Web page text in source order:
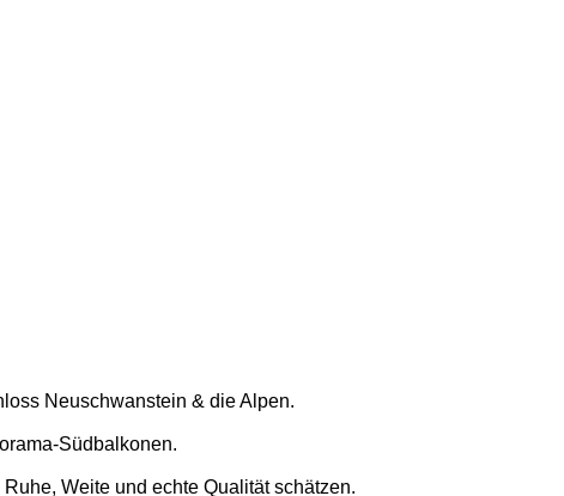
Neuschwanstein & die Alpen.
Südbalkonen.
Weite und echte Qualität schätzen.